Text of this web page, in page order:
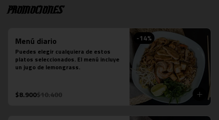
Promociones
-14%
Menú diario
Puedes elegir cualquiera de estos
platos seleccionados. El menú incluye
un jugo de lemongrass.
$8.900$10.400